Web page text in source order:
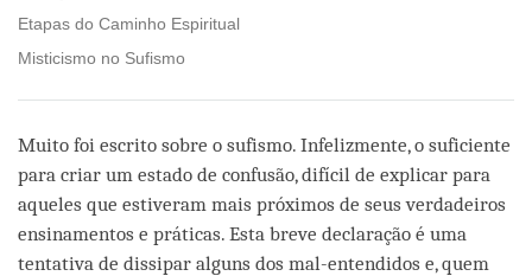
Etapas do Caminho Espiritual
Misticismo no Sufismo
Muito foi escrito sobre o sufismo. Infelizmente, o suficiente
para criar um estado de confusão, difícil de explicar para
aqueles que estiveram mais próximos de seus verdadeiros
ensinamentos e práticas. Esta breve declaração é uma
tentativa de dissipar alguns dos mal-entendidos e, quem